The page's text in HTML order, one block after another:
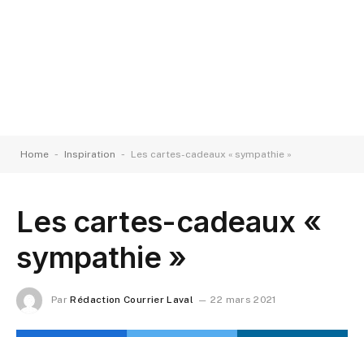
Home - Inspiration - Les cartes-cadeaux « sympathie »
Les cartes-cadeaux «
sympathie »
Par Rédaction Courrier Laval 22 mars 2021